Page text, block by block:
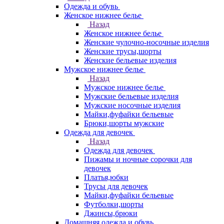
Одежда и обувь
Женское нижнее белье
Назад
Женское нижнее белье
Женские чулочно-носочные изделия
Женские трусы,шорты
Женские бельевые изделия
Мужское нижнее белье
Назад
Мужское нижнее белье
Мужские бельевые изделия
Мужские носочные изделия
Майки,фуфайки бельевые
Брюки,шорты мужские
Одежда для девочек
Назад
Одежда для девочек
Пижамы и ночные сорочки для
девочек
Платья,юбки
Трусы для девочек
Майки,фуфайки бельевые
Футболки,шорты
Джинсы,брюки
Домашняя одежда и обувь